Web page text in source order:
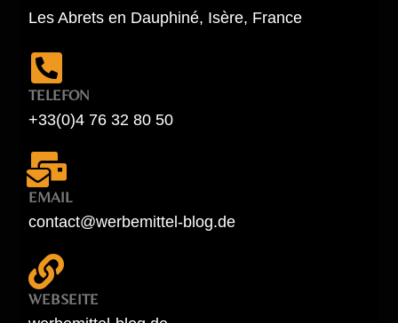
Les Abrets en Dauphiné, Isère, France
TELEFON
+33(0)4 76 32 80 50
EMAIL
contact@werbemittel-blog.de
WEBSEITE